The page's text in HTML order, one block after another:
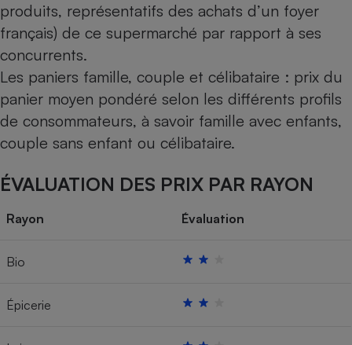
produits, représentatifs des achats d’un foyer
français) de ce supermarché par rapport à ses
concurrents.
Les paniers famille, couple et célibataire : prix du
panier moyen pondéré selon les différents profils
de consommateurs, à savoir famille avec enfants,
couple sans enfant ou célibataire.
ÉVALUATION DES PRIX PAR RAYON
Rayon Évaluation
Bio
Épicerie